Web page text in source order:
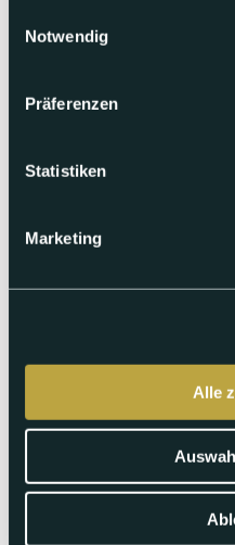
Notwendig
Präferenzen
Statistiken
Marketing
Alle
Abspielen
Samstag 27.06.2026
Basel Jodelt –